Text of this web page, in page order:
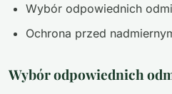
Wybór odpowiednich
Ochrona przed
Wybór odpowiednich